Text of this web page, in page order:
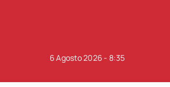
6 Agosto 2026 - 8:35